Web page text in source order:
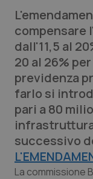
Lettere al
Edizioni
QS Pro
Professionisti
Abruzzo
Basilicata
QS Pro
Artrite &
QS Club
compensare
dall'11,5 al
20 al 26%
previdenza
farlo si
pari a 80
successivo
La commissione